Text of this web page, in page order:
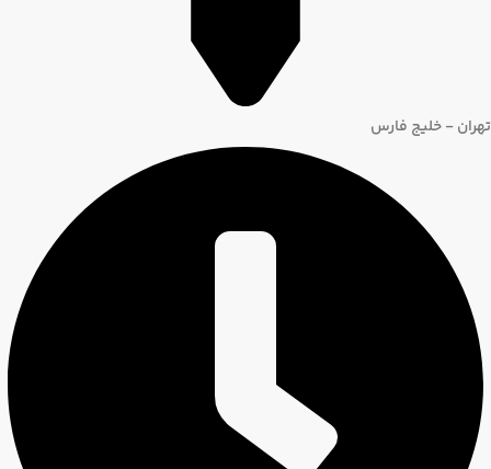
تهران - خلیج فارس